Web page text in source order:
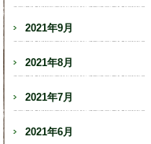
2021年9月
2021年8月
2021年7月
2021年6月